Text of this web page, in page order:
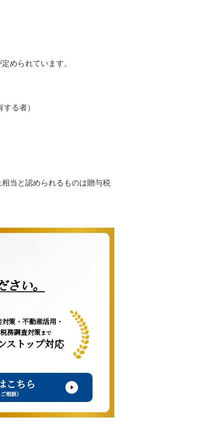
められています。
る者）
当と認められるものは贈与税
い。
策・不動産活用・
税務調査対策まで
ストップ対応
こちら
相談）